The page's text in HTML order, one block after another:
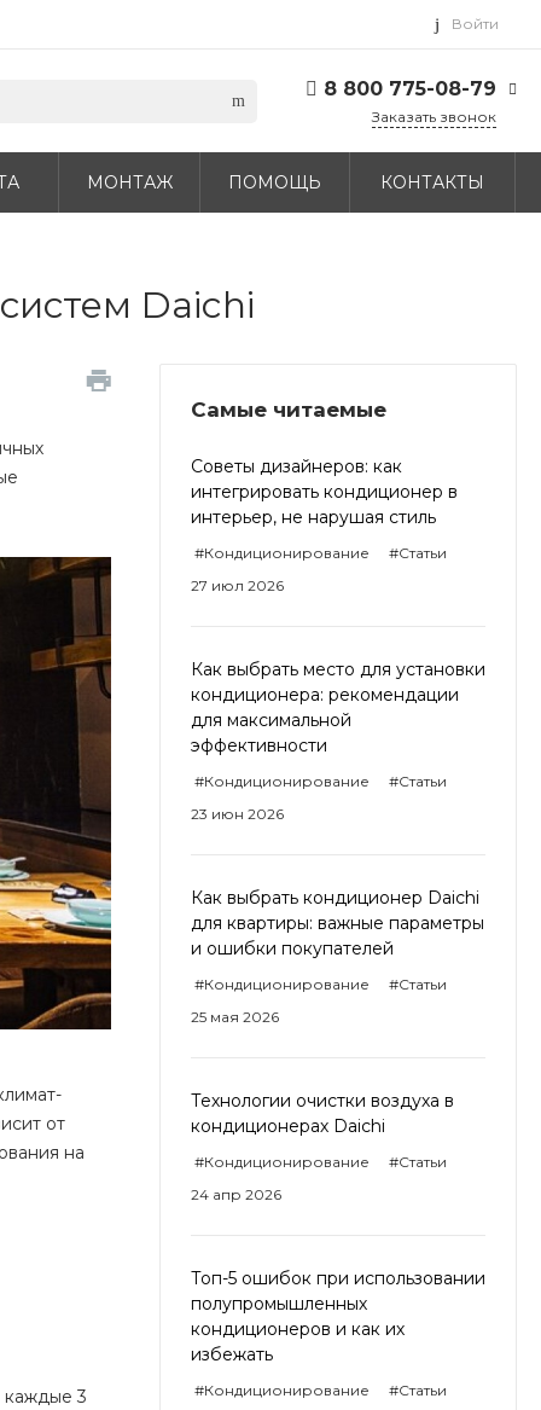
Войти
8 800 775-08-79
г. Москва, БЦ Вятский,
Заказать звонок
МОНТАЖ ПОМОЩЬ КОНТАКТЫ
Daichi
Самые читаемые
Советы дизайнеров: как
интегрировать кондиционер в
интерьер, не нарушая стиль
#Кондиционирование
#Статьи
27 июл 2026
Как выбрать место для установки
кондиционера: рекомендации
для максимальной
эффективности
#Кондиционирование
#Статьи
23 июн 2026
Как выбрать кондиционер Daichi
для квартиры: важные параметры
и ошибки покупателей
#Кондиционирование
#Статьи
25 мая 2026
Технологии очистки воздуха в
кондиционерах Daichi
#Кондиционирование
#Статьи
24 апр 2026
Топ-5 ошибок при использовании
полупромышленных
кондиционеров и как их
избежать
#Кондиционирование
#Статьи
от
на
каждые 3